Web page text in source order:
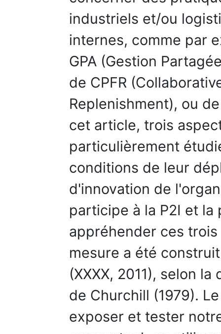
industriels et/ou
internes, comme par
GPA (Gestion
de CPFR
Replenishment), ou
cet article, trois
particulièrement
conditions de leur
d'innovation de
participe à la P2I et
appréhender ces
mesure a été
(XXXX, 2011), selon
de Churchill (1979).
exposer et tester